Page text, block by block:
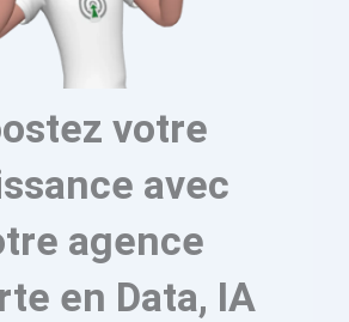
votre
avec
agence
en Data, IA